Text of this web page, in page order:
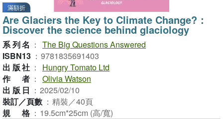
滿額折
Are Glaciers the Key to Climate Change?：
Discover the science behind glaciology
系列名 ： The Big Questions Answered
ISBN13 ： 9781835691403
出版社 ：
Hungry Tomato Ltd
作者 ： Olivia Watson
出版日 ： 2025/02/10
裝訂／頁數 ： 精裝／40頁
規格 ： 19.5cm*25cm (高/寬)